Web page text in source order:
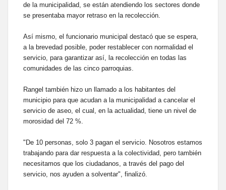
de la municipalidad, se están atendiendo los sectores donde
se presentaba mayor retraso en la recolección.
Así mismo, el funcionario municipal destacó que se espera,
a la brevedad posible, poder restablecer con normalidad el
servicio, para garantizar así, la recolección en todas las
comunidades de las cinco parroquias.
Rangel también hizo un llamado a los habitantes del
municipio para que acudan a la municipalidad a cancelar el
servicio de aseo, el cual, en la actualidad, tiene un nivel de
morosidad del 72 %.
"De 10 personas, solo 3 pagan el servicio. Nosotros estamos
trabajando para dar respuesta a la colectividad, pero también
necesitamos que los ciudadanos, a través del pago del
servicio, nos ayuden a solventar", finalizó.